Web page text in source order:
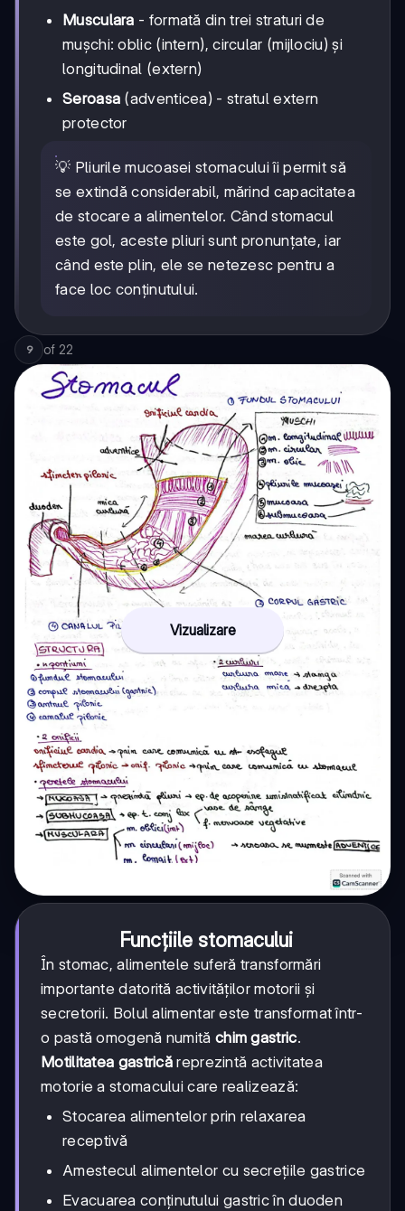
Musculara - formată din trei straturi de
mușchi: oblic (intern), circular (mijlociu) și
longitudinal (extern)
Seroasa (adventicea) - stratul extern
protector
💡 Pliurile mucoasei stomacului îi permit să
se extindă considerabil, mărind capacitatea
de stocare a alimentelor. Când stomacul
este gol, aceste pliuri sunt pronunțate, iar
când este plin, ele se netezesc pentru a
face loc conținutului.
9 of 22
Vizualizare
Funcțiile stomacului
În stomac, alimentele suferă transformări
importante datorită activităților motorii și
secretorii. Bolul alimentar este transformat într-
o pastă omogenă numită chim gastric.
Motilitatea gastrică reprezintă activitatea
motorie a stomacului care realizează:
Stocarea alimentelor prin relaxarea
receptivă
Amestecul alimentelor cu secrețiile gastrice
Evacuarea conținutului gastric în duoden